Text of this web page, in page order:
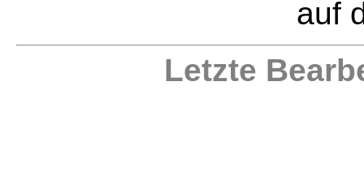
auf
Letzte